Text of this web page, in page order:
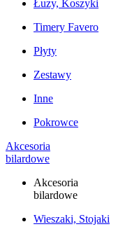
Łuzy, Koszyki
Timery Favero
Płyty
Zestawy
Inne
Pokrowce
Akcesoria
bilardowe
Akcesoria
bilardowe
Wieszaki, Stojaki